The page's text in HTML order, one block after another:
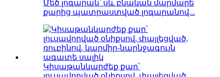
Մեծ լոգարան՝ սև բնական մարմարե
քարից պատրաստված լոգարանով...
Կիսաթանկարժեք քար՝